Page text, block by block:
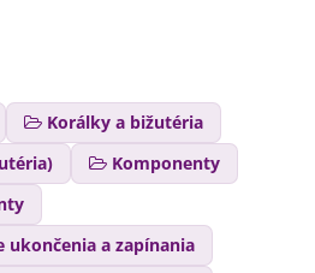
Korálky a bižutéria
Komponenty
ukončenia a zapínania